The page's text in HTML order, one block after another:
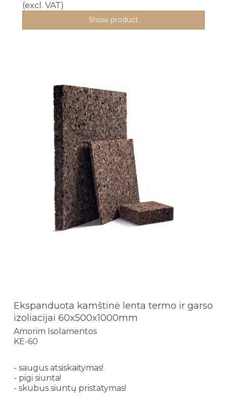
(excl. VAT)
Show product
Ekspanduota kamštinė lenta termo ir garso
izoliacijai 60x500x1000mm
Amorim Isolamentos
KE-60
- saugus atsiskaitymas!
- pigi siunta!
- skubus siuntų pristatymas!